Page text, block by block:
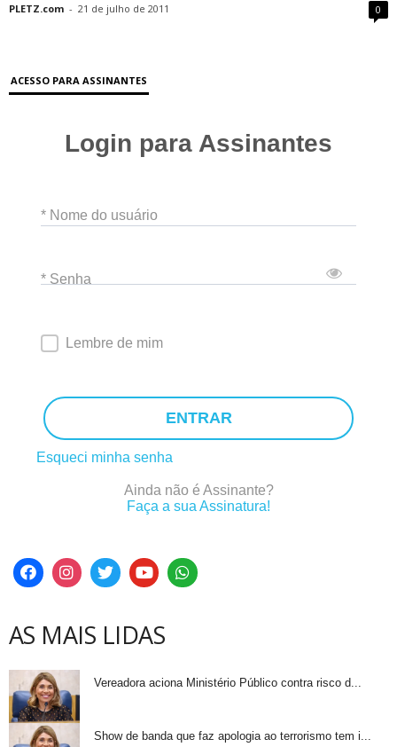
PLETZ.com - 21 de julho de 2011 0
ACESSO PARA ASSINANTES
Login para Assinantes
* Nome do usuário
* Senha
Lembre de mim
ENTRAR
Esqueci minha senha
Ainda não é Assinante?
Faça a sua Assinatura!
AS MAIS LIDAS
Vereadora aciona Ministério Público contra risco d...
Show de banda que faz apologia ao terrorismo tem i...